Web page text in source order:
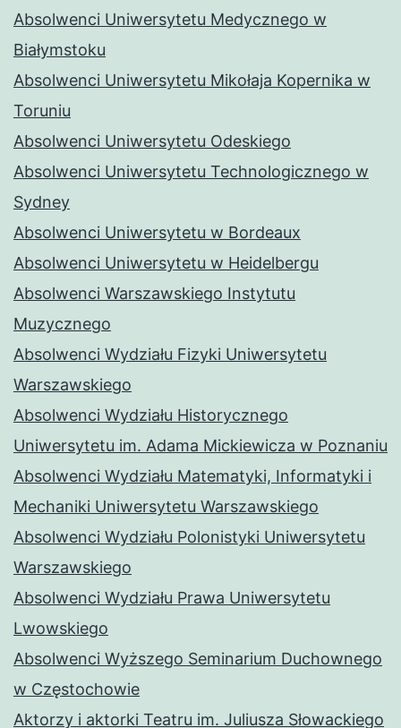
Absolwenci Uniwersytetu Medycznego w
Białymstoku
Absolwenci Uniwersytetu Mikołaja Kopernika w
Toruniu
Absolwenci Uniwersytetu Odeskiego
Absolwenci Uniwersytetu Technologicznego w
Sydney
Absolwenci Uniwersytetu w Bordeaux
Absolwenci Uniwersytetu w Heidelbergu
Absolwenci Warszawskiego Instytutu
Muzycznego
Absolwenci Wydziału Fizyki Uniwersytetu
Warszawskiego
Absolwenci Wydziału Historycznego
Uniwersytetu im. Adama Mickiewicza w Poznaniu
Absolwenci Wydziału Matematyki, Informatyki i
Mechaniki Uniwersytetu Warszawskiego
Absolwenci Wydziału Polonistyki Uniwersytetu
Warszawskiego
Absolwenci Wydziału Prawa Uniwersytetu
Lwowskiego
Absolwenci Wyższego Seminarium Duchownego
w Częstochowie
Aktorzy i aktorki Teatru im. Juliusza Słowackiego